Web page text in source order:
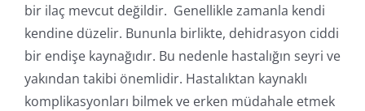
bir ilaç mevcut değildir. Genellikle zamanla kendi
kendine düzelir. Bununla birlikte, dehidrasyon ciddi
bir endişe kaynağıdır. Bu nedenle hastalığın seyri ve
yakından takibi önemlidir. Hastalıktan kaynaklı
komplikasyonları bilmek ve erken müdahale etmek